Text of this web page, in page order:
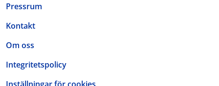
Pressrum
Kontakt
Om oss
Integritetspolicy